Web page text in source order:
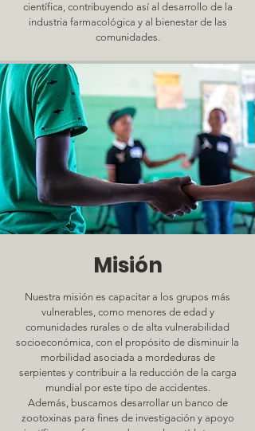
científica, contribuyendo así al desarrollo de la
industria farmacológica y al bienestar de las
comunidades.
Misión
Nuestra misión es capacitar a los grupos más
vulnerables, como menores de edad y
comunidades rurales o de alta vulnerabilidad
socioeconómica, con el propósito de disminuir la
morbilidad asociada a mordeduras de
serpientes y contribuir a la reducción de la carga
mundial por este tipo de accidentes.
Además, buscamos desarrollar un banco de
zootoxinas para fines de investigación y apoyo